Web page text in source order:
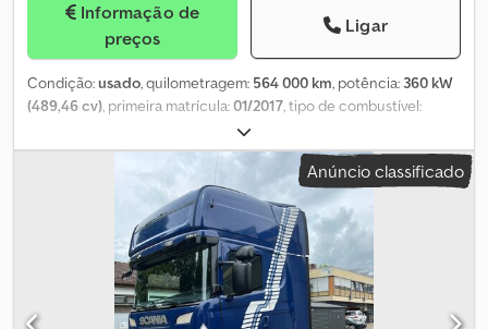
Informação de
preços
Ligar
Condição:usado, quilometragem: 564 000 km, potência: 360 kW
(489,46 cv), primeira matrícula:01/2017, tipo de combustível:
, travões:
engrenagem:automático, classe de emissão:Euro 6,
, - Freio retardador - Ar
condicionado - Plataforma elevatória - Eixo de direção - Caçamba
basculante Moser, suspensão de dois lados: Suspensão por molas
de lâmina. Chsdpfx Aqoznrzaegja
Anúncio classificado